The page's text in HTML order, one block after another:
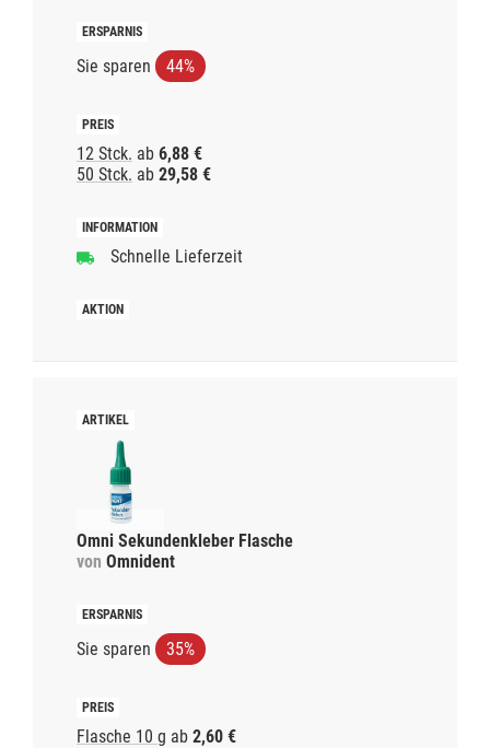
Sie sparen 44%
12 Stck. ab 6,88 €
50 Stck. ab 29,58 €
Schnelle Lieferzeit
Omni Sekundenkleber Flasche
von Omnident
Sie sparen 35%
Flasche 10 g ab 2,60 €